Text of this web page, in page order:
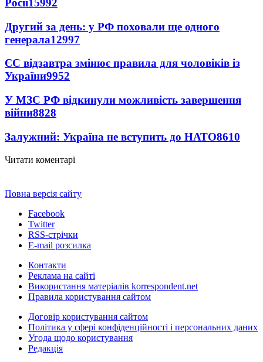
Росії15992
Другий за день: у РФ поховали ще одного
генерала12997
ЄС відзавтра змінює правила для чоловіків із
України9952
У МЗС РФ відкинули можливість завершення
війни8828
Залужний: Україна не вступить до НАТО8610
Читати коментарі
Повна версія сайту
Facebook
Twitter
RSS-стрічки
E-mail розсилка
Контакти
Реклама на сайті
Використання матеріалів korrespondent.net
Правила користування сайтом
Договір користування сайтом
Політика у сфері конфіденційності і персональних даних
Угода щодо користування
Редакція